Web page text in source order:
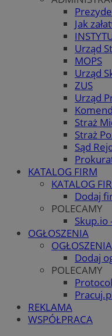
Jak
Urząd
MOPS
Urząd
ZUS
Urząd
Straż
Straż
Sąd
KATALOG FIRM
KATALOG
Dodaj
POLECAMY
Skup.io
OGŁOSZENIA
OGŁOSZENIA
Dodaj
POLECAMY
REKLAMA
WSPÓŁPRACA